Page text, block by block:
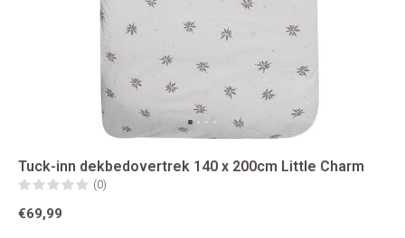
Tuck-inn dekbedovertrek 140 x 200cm Little Charm
(0)
€69,99